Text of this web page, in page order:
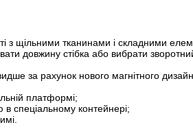
з щільними тканинами і складними
довжину стібка або вибрати
за рахунок нового магнітного
платформі;
спеціальному контейнері;